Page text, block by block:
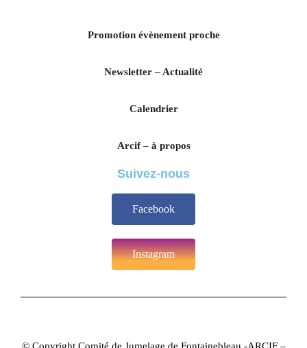
Promotion évènement proche
Newsletter – Actualité
Calendrier
Arcif – à propos
Suivez-nous
Facebook
Instagram